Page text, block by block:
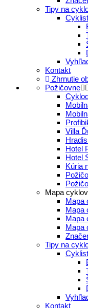
Tipy na
Kontakt
Zhrnutie
Požičovne
Villa
Hotel
Hotel
Kúria
Mapa
Mapa
Mapa
Mapa
Mapa
Tipy na
Kontakt